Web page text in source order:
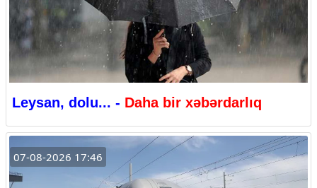
Leysan, dolu... - Daha bir xəbərdarlıq
07-08-2026 17:46